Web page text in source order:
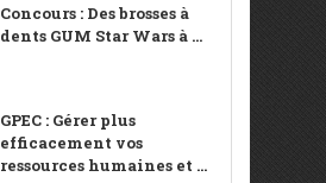
Concours : Des brosses à
dents GUM Star Wars à ...
GPEC : Gérer plus
efficacement vos
ressources humaines et ...